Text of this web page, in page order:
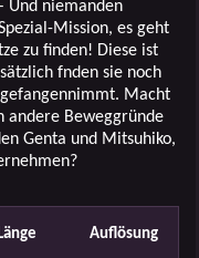
Und niemanden
Mission, es geht
zu finden! Diese ist
fnden sie noch
Macht
andere Beweggründe
Genta und Mitsuhiko,
Länge Auflösung